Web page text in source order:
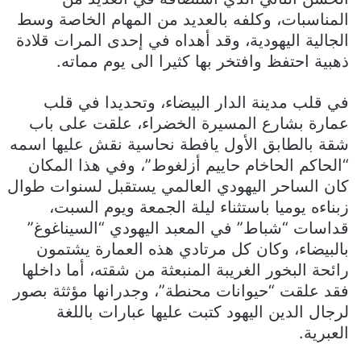
المناسبات، وكلفه بالعديد من المهام الخاصة وسط
الجالية اليهودية، وقد أهداه في إحدى المرات قلادة
ذهبية احتفظ وافتخر بها كثيرا الى يوم مماته.
في قلب مدينة الدار البيضاء، وتحديدا في قلب
عمارة بشارع المسيرة الخضراء، علقت على باب
شقة بالطابق الأول يافطة نحاسية نقش عليها اسمه
“الحاكم الحاخام حاييم أزلغوط”، وفي هذا المكان
كان الساحر اليهودي العالمي يستقبل لسنوات طوال
زبناءه يوميا باستثناء ليلة الجمعة ويوم السبت،
قداسات “شباط” في المعبد اليهودي “السيناغوغ”
بالبيضاء، وكان كل مرتادي هذه العمارة يشتمون
رائحة البخور الغريبة المنبعثة من شقته، أما داخلها
فقد علقت “حيوانات محنطة”، وجدرانها مؤثثة بصور
لرجال الدين اليهود كتبت عليها عبارات باللغة
العبرية.